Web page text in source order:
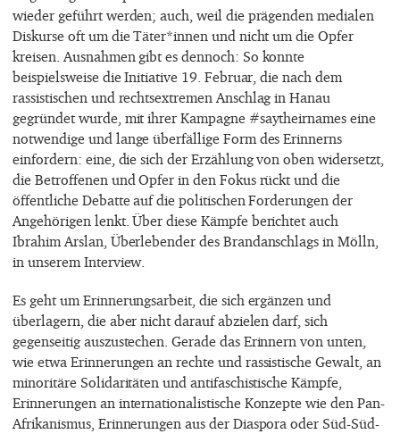
wieder geführt werden; auch, weil die prägenden medialen
Diskurse oft um die Täter*innen und nicht um die Opfer
kreisen. Ausnahmen gibt es dennoch: So konnte
beispielsweise die Initiative 19. Februar, die nach dem
rassistischen und rechtsextremen Anschlag in Hanau
gegründet wurde, mit ihrer Kampagne #saytheirnames eine
notwendige und lange überfällige Form des Erinnerns
einfordern: eine, die sich der Erzählung von oben widersetzt,
die Betroffenen und Opfer in den Fokus rückt und die
öffentliche Debatte auf die politischen Forderungen der
Angehörigen lenkt. Über diese Kämpfe berichtet auch
Ibrahim Arslan, Überlebender des Brandanschlags in Mölln,
in unserem Interview.
Es geht um Erinnerungsarbeit, die sich ergänzen und
überlagern, die aber nicht darauf abzielen darf, sich
gegenseitig auszustechen. Gerade das Erinnern von unten,
wie etwa Erinnerungen an rechte und rassistische Gewalt, an
minoritäre Solidaritäten und antifaschistische Kämpfe,
Erinnerungen an internationalistische Konzepte wie den Pan-
Afrikanismus, Erinnerungen aus der Diaspora oder Süd-Süd-